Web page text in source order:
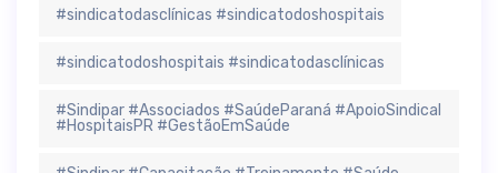
#sindicatodasclínicas #sindicatodoshospitais
#sindicatodoshospitais #sindicatodasclínicas
#Sindipar #Associados #SaúdeParaná #ApoioSindical
#HospitaisPR #GestãoEmSaúde